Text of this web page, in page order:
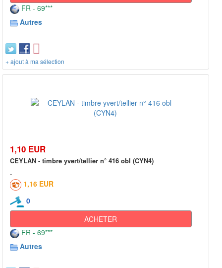
FR - 69***
Autres
+ ajout à ma sélection
1,10 EUR
CEYLAN - timbre yvert/tellier n° 416 obl (CYN4)
1,16 EUR
0
ACHETER
FR - 69***
Autres